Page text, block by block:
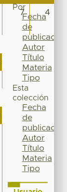
7 4
Por
Fecha
de
publicación
Autor
Título
Materia
Tipo
Esta
colección
Fecha
de
publicación
Autor
Título
Materia
Tipo